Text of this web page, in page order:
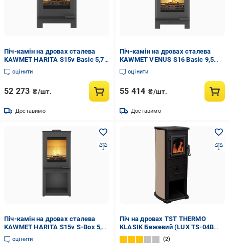
Піч-камін на дровах сталева
KAWMET HARITA S15v Basic 5,7
кВт (WS15v Basic)
оцінити
52 273 ₴/шт.
Доставимо
Піч-камін на дровах сталева
KAWMET VENUS S16 Basic 9,5
кВт (WS16-Basic)
оцінити
55 414 ₴/шт.
Доставимо
Піч-камін на дровах сталева
KAWMET HARITA S15v S-Box 5,7
кВт (WS15v-SBox)
оцінити
Піч на дровах TST THERMO
KLASIK Бежевий (LUX TS-04B
BEIGE)
2